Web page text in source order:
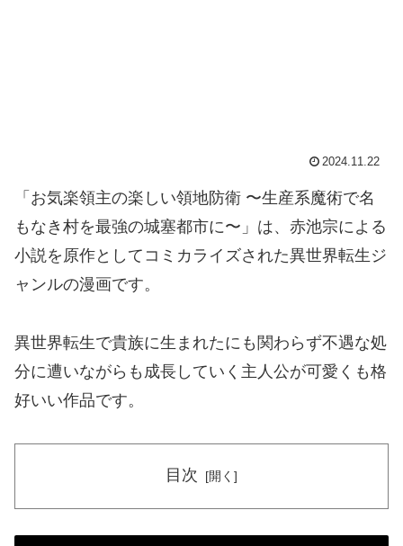
2024.11.22
「お気楽領主の楽しい領地防衛 〜生産系魔術で名
もなき村を最強の城塞都市に〜」は、赤池宗による
小説を原作としてコミカライズされた異世界転生ジ
ャンルの漫画です。
異世界転生で貴族に生まれたにも関わらず不遇な処
分に遭いながらも成長していく主人公が可愛くも格
好いい作品です。
目次